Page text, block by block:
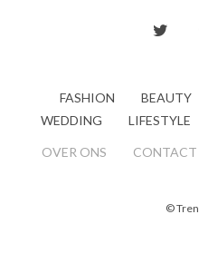
FASHION BEAUTY
WEDDING
LIFESTYLE
OVER ONS CONTACT
©